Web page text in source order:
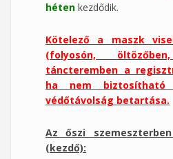
héten kezdődik.
Kötelező a maszk
(folyosón,
táncteremben a
ha nem
védőtávolság betartása.
Az őszi
(kezdő):